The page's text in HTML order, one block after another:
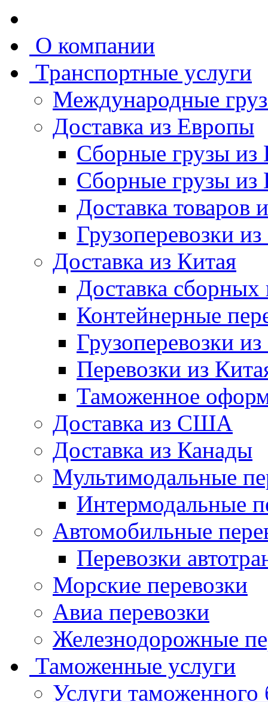
О компании
Транспортные услуги
Международные
Доставка из Европы
Сборные грузы из
Сборные грузы из
Доставка товаров
Грузоперевозки
Доставка из Китая
Доставка сборных
Контейнерные
Грузоперевозки
Перевозки из
Таможенное
Доставка из США
Доставка из Канады
Мультимодальные
Интермодальные
Автомобильные
Перевозки
Морские перевозки
Авиа перевозки
Железнодорожные
Таможенные услуги
Услуги таможенного